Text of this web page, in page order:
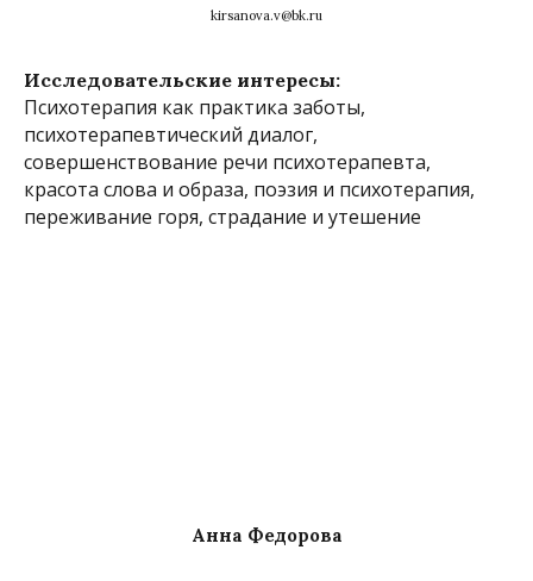
kirsanova.v@bk.ru
Исследовательские интересы:
Психотерапия как практика заботы,
психотерапевтический диалог,
совершенствование речи психотерапевта,
красота слова и образа, поэзия и психотерапия,
переживание горя, страдание и утешение
Анна Федорова